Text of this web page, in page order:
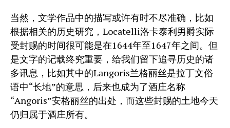
当然，文学作品中的描写或许有时不尽准确，比如
根据相关的历史研究，Locatelli洛卡泰利男爵实际
受封赐的时间很可能是在1644年至1647年之间。但
是文字的记载终究重要，给我们留下追寻历史的诸
多讯息，比如其中的Langoris兰格丽丝是拉丁文俗
语中“长地”的意思，后来也成为了酒庄名称
“Angoris”安格丽丝的出处，而这些封赐的土地今天
仍归属于酒庄所有。